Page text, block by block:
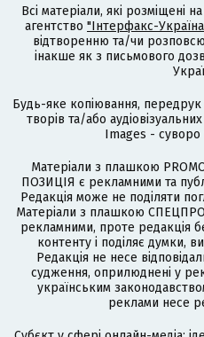
Всі матеріали, які розміщені
агентство "Інтерфакс-
відтворенню та/чи
інакше як з письмового
Будь-яке копіювання,
творів та/або
Images - суворо
Матеріали з плашкою
ПОЗИЦІЯ є рекламними та
Редакція може не поділяти
Матеріали з плашкою
рекламними, проте редакція
контенту і поділяє думки,
Редакція не несе
судження, оприлюднені у
українським
реклами несе